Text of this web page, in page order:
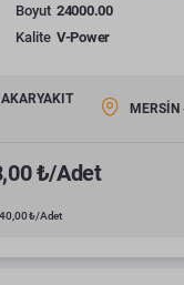
Boyut 24000.00
Kalite V-Power
MERSİN
₺/Adet
₺/Adet